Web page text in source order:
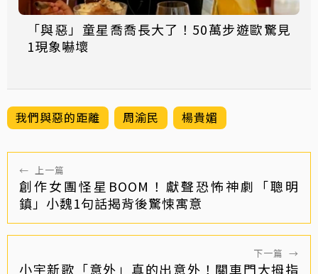
「與惡」童星喬喬長大了！50萬步遊歐驚見
1現象嚇壞
我們與惡的距離 周渝民 楊貴媚
← 上一篇
創作女團怪星BOOM！獻聲恐怖神劇「聰明
鎮」小魏1句話揭背後驚悚寓意
下一篇 →
小宇新歌「意外」真的出意外！關車門大拇指